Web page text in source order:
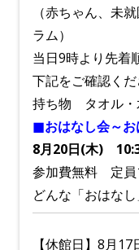
（赤ちゃん、未
ラム）
当日9時より先着
下記をご確認くだ
持ち物 タオル・
■おはなし会～お
8月20日(木)
参加費無料 定
どんな「おはな
【休館日】8月17